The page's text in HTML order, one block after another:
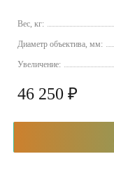
Вес, кг:
Диаметр объектива, мм:
Увеличение:
46 250 ₽